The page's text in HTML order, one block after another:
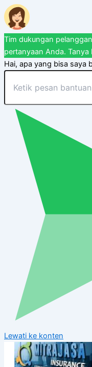
Tim dukungan
pertanyaan Anda. Tanya
Hai, apa yang bisa saya
Lewati ke konten